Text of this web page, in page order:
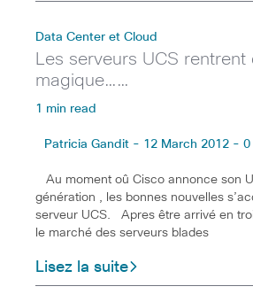
Data Center et Cloud
Les serveurs UCS
magique……
1 min read
Patricia Gandit - 12 March 2012 -
Au moment oû Cisco annonce son
génération , les bonnes nouvelles
serveur UCS. Apres être arrivé en
le marché des serveurs blades
Lisez la suite